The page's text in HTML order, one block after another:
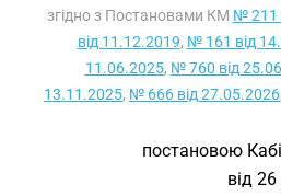
згідно з Постановами КМ № 211
від 11.12.2019, № 161 від
11.06.2025, № 760 від
13.11.2025, № 666 від 27.05.2026
постановою
від